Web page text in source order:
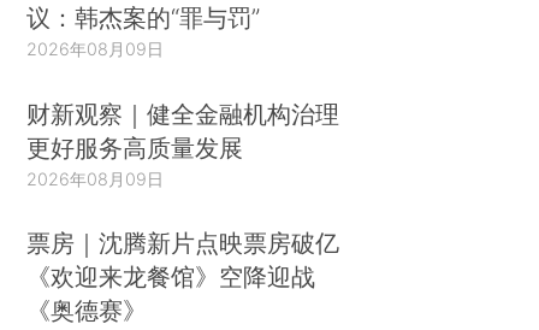
议：韩杰案的“罪与罚”
2026年08月09日
财新观察｜健全金融机构治理
更好服务高质量发展
2026年08月09日
票房｜沈腾新片点映票房破亿
《欢迎来龙餐馆》空降迎战
《奥德赛》